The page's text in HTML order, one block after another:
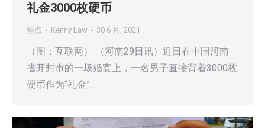
礼金3000枚硬币
焦点 Kenny Law 30 6 月, 2021
（图：互联网） （河南29日讯）近日在中国河南
省开封市的一场婚宴上，一名男子直接背着3000枚
硬币作为“礼金”…